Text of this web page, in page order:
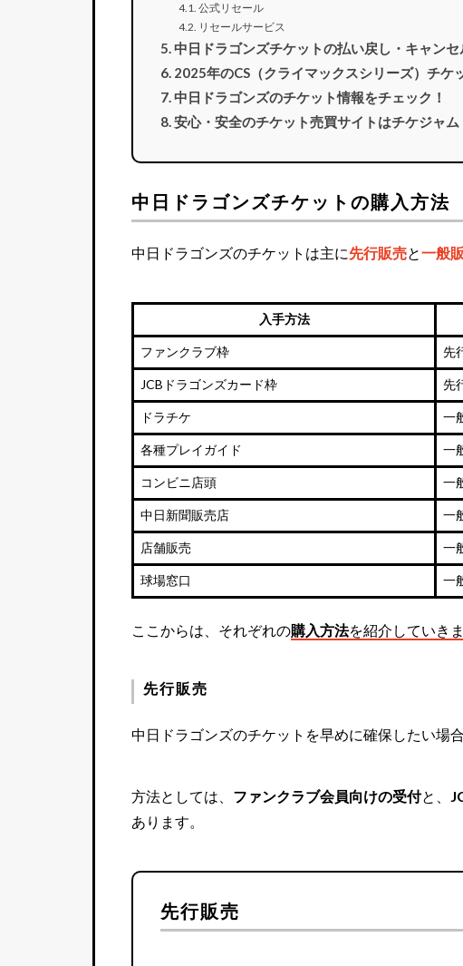
公式リセール
リセールサービス
中日ドラゴンズチケットの払い戻し・キャンセ
2025年のCS（クライマックスシリーズ）チケ
中日ドラゴンズのチケット情報をチェック！
安心・安全のチケット売買サイトはチケジャム
中日ドラゴンズチケットの購入方法
中日ドラゴンズのチケットは主に先行販売と一般
入手方法
ファンクラブ枠 先
JCBドラゴンズカード枠 先
ドラチケ 一
各種プレイガイド 一
コンビニ店頭 一
中日新聞販売店 一
店舗販売 一
球場窓口 一
ここからは、それぞれの購入方法を紹介していきま
先行販売
中日ドラゴンズのチケットを早めに確保したい場合
方法としては、 ファンクラブ会員向けの受付と、
あります。
先行販売